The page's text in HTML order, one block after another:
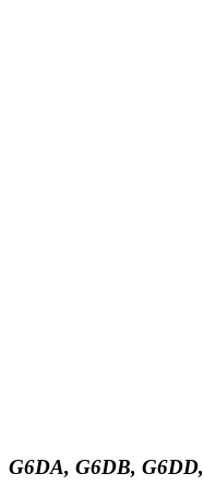
G6DA, G6DB, G6DD,